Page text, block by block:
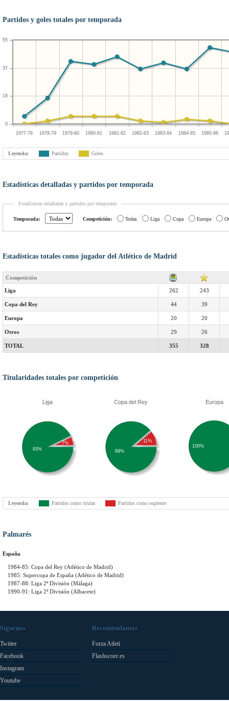
Partidos y goles totales por temporada
1977-78 1978-79 1979-80 1980-81 1981-82 1982-83 1983-84 1984-85 1985-86
0
18
37
55
Leyenda: Partidos Goles
Estadísticas detalladas y partidos por temporada
Estadísticas detalladas y partidos por temporada
Temporada: Competición: Todas Liga Copa Europa
Estadísticas totales como jugador del Atlético de Madrid
Competición
Liga 262 243
Copa del Rey 44 39
Europa 20 20
Otros 29 26
TOTAL 355 328
Titularidades totales por competición
Liga
93%
7%
Copa del Rey
89%
11%
Europa
100%
Leyenda: Partidos como titular Partidos como suplente
Palmarés
España
1984-85: Copa del Rey (Atlético de Madrid)
1985: Supercopa de España (Atlético de Madrid)
1987-88: Liga 2ª División (Málaga)
1990-91: Liga 2ª División (Albacete)
Síguenos
Twitter
Facebook
Instagram
Youtube
Recomendamos
Forza Atleti
Flashscore.es